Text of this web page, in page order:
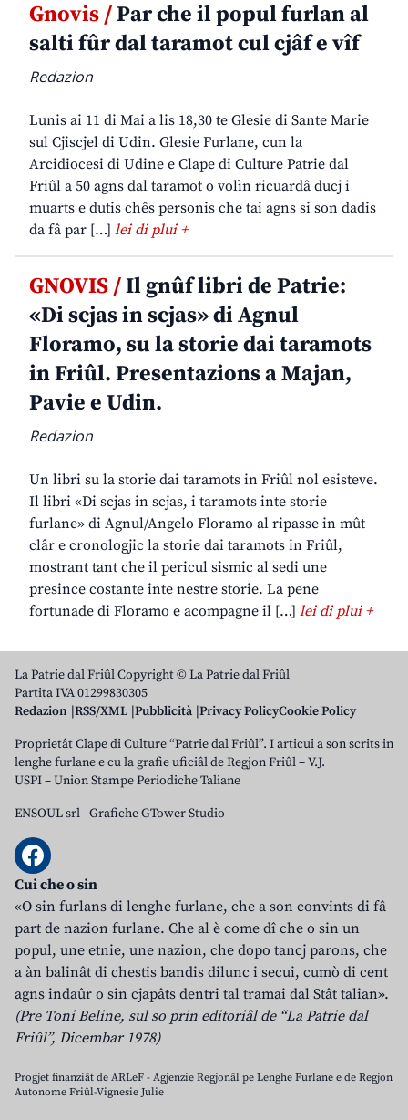
Gnovis /Par che il popul furlan al
salti fûr dal taramot cul cjâf e vîf
Redazion
Lunis ai 11 di Mai a lis 18,30 te Glesie di Sante Marie
sul Cjiscjel di Udin. Glesie Furlane, cun la
Arcidiocesi di Udine e Clape di Culture Patrie dal
Friûl a 50 agns dal taramot o volìn ricuardâ ducj i
muarts e dutis chês personis che tai agns si son dadis
da fâ par […] lei di plui +
GNOVIS /Il gnûf libri de Patrie:
«Di scjas in scjas» di Agnul
Floramo, su la storie dai taramots
in Friûl. Presentazions a Majan,
Pavie e Udin.
Redazion
Un libri su la storie dai taramots in Friûl nol esisteve.
Il libri «Di scjas in scjas, i taramots inte storie
furlane» di Agnul/Angelo Floramo al ripasse in mût
clâr e cronologjic la storie dai taramots in Friûl,
mostrant tant che il pericul sismic al sedi une
presince costante inte nestre storie. La pene
fortunade di Floramo e acompagne il […] lei di plui +
La Patrie dal Friûl Copyright © La Patrie dal Friûl
Partita IVA 01299830305
Redazion RSS/XML Pubblicità Privacy PolicyCookie Policy
Proprietât Clape di Culture “Patrie dal Friûl”. I articui a son scrits in
lenghe furlane e cu la grafie uficiâl de Regjon Friûl – V.J.
USPI – Union Stampe Periodiche Taliane
ENSOUL srl-Grafiche GTower Studio
Cui che o sin
«O sin furlans di lenghe furlane, che a son convints di fâ
part de nazion furlane. Che al è come dî che o sin un
popul, une etnie, une nazion, che dopo tancj parons, che
a àn balinât di chestis bandis dilunc i secui, cumò di cent
agns indaûr o sin cjapâts dentri tal tramai dal Stât talian».
(Pre Toni Beline, sul so prin editoriâl de “La Patrie dal
Friûl”, Dicembar 1978)
Progjet finanziât de ARLeF - Agjenzie Regjonâl pe Lenghe Furlane e de Regjon
Autonome Friûl-Vignesie Julie